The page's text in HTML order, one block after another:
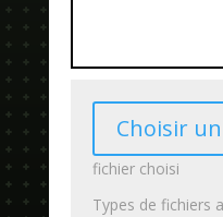
Choisir
fichier choisi
Types de fichiers